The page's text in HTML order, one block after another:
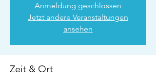
Anmeldung geschlossen
Jetzt andere Veranstaltungen
ansehen
Zeit & Ort